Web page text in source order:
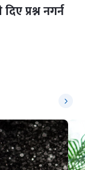
प्रश्न नगर्न